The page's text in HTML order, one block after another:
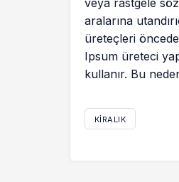
veya rastgele
aralarına
üreteçleri
Ipsum üreteci
kullanır. Bu
KIRALIK